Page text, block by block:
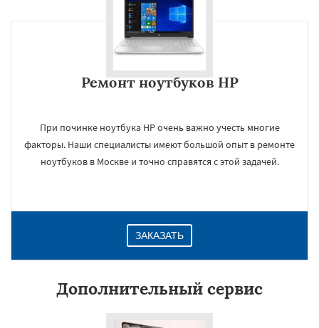
Ремонт ноутбуков HP
При починке ноутбука HP очень важно учесть многие
факторы. Наши специалисты имеют большой опыт в ремонте
ноутбуков в Москве и точно справятся с этой задачей.
ЗАКАЗАТЬ
Дополнительный сервис